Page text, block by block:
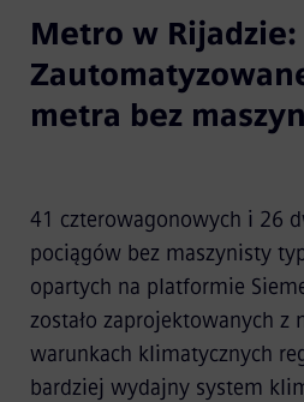
Metro w Rijadzie:
metra bez
41 czterowagonowych i 26
pociągów bez maszynisty
opartych na platformie
zostało zaprojektowanych z
warunkach klimatycznych
bardziej wydajny system